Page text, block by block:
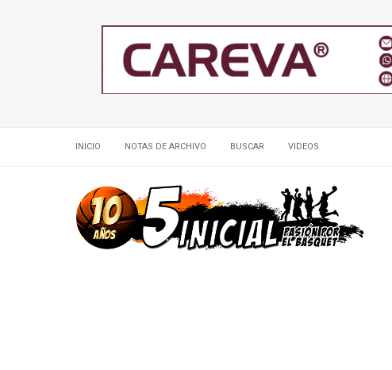
INICIO NOTAS DE ARCHIVO BUSCAR VIDEOS